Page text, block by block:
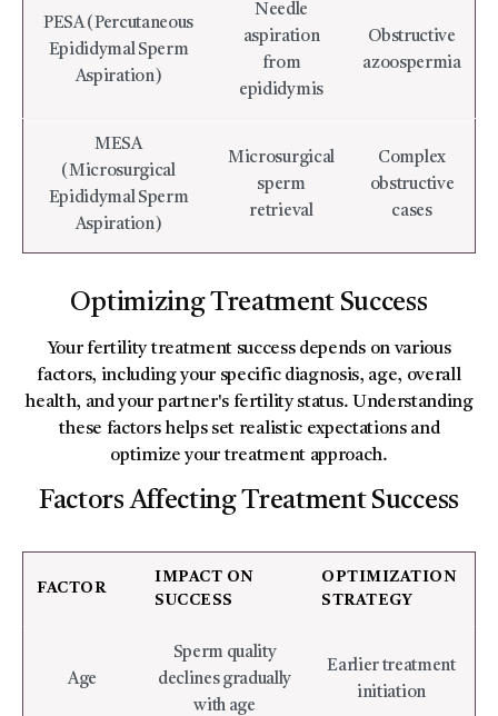
PESA (Percutaneous
Epididymal Sperm
Aspiration)
Needle
aspiration
from
epididymis
Obstructive
azoospermia
MESA
(Microsurgical
Epididymal Sperm
Aspiration)
Microsurgical
sperm
retrieval
Complex
obstructive
cases
Optimizing Treatment Success
Your fertility treatment success depends on various
factors, including your specific diagnosis, age, overall
health, and your partner's fertility status. Understanding
these factors helps set realistic expectations and
optimize your treatment approach.
Factors Affecting Treatment Success
FACTOR
IMPACT ON
SUCCESS
OPTIMIZATION
STRATEGY
Age
Sperm quality
declines gradually
with age
Earlier treatment
initiation